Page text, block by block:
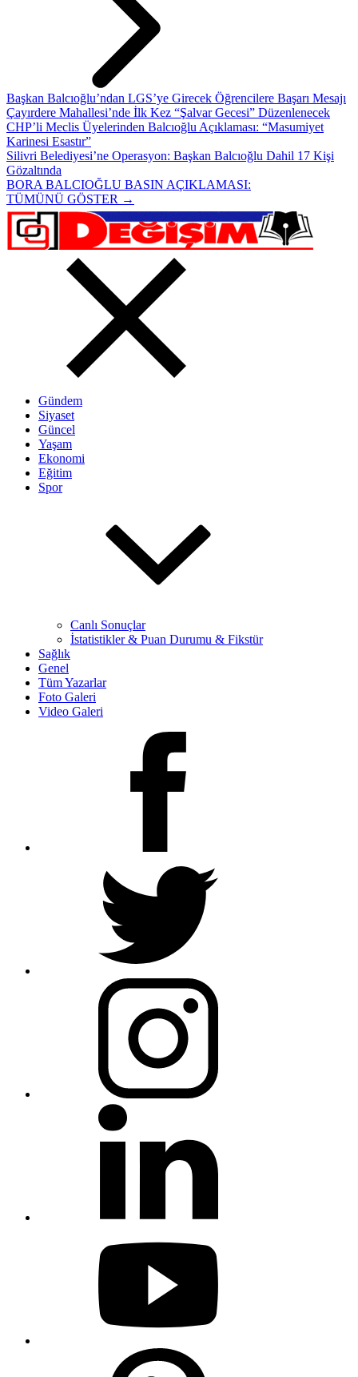
Başkan Balcıoğlu’ndan LGS’ye Girecek Öğrencilere Başarı Mesajı
Çayırdere Mahallesi’nde İlk Kez “Şalvar Gecesi” Düzenlenecek
CHP’li Meclis Üyelerinden Balcıoğlu Açıklaması: “Masumiyet
Karinesi Esastır”
Silivri Belediyesi’ne Operasyon: Başkan Balcıoğlu Dahil 17 Kişi
Gözaltında
BORA BALCIOĞLU BASIN AÇIKLAMASI:
TÜMÜNÜ GÖSTER →
Gündem
Siyaset
Güncel
Yaşam
Ekonomi
Eğitim
Spor
Canlı Sonuçlar
İstatistikler & Puan Durumu & Fikstür
Sağlık
Genel
Tüm Yazarlar
Foto Galeri
Video Galeri